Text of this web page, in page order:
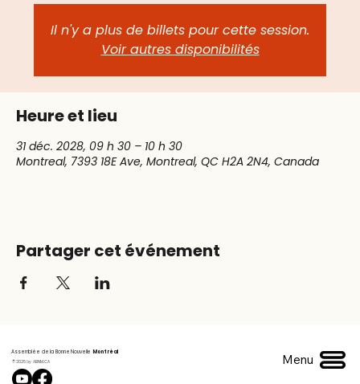
Il n'y a plus de billets pour cette session.
Voir autres disponibilités
Heure et lieu
31 déc. 2028, 09 h 30 – 10 h 30
Montreal, 7393 18E Ave, Montreal, QC H2A 2N4, Canada
Partager cet événement
Assemblée de la Bonne Nouvelle Montréal
© 2025 by ABNM.CA Menu